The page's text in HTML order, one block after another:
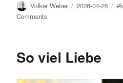
Author
Volker Weber
Posted
2026-04-26
Comments
So viel Liebe